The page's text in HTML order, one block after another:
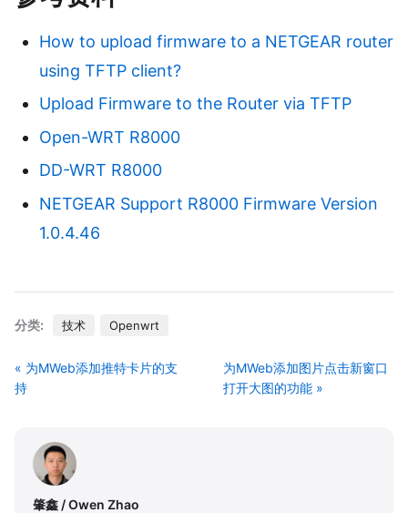
How to upload firmware to a NETGEAR router
using TFTP client?
Upload Firmware to the Router via TFTP
Open-WRT R8000
DD-WRT R8000
NETGEAR Support R8000 Firmware Version
1.0.4.46
分类: 技术 Openwrt
« 为MWeb添加推特卡片的支
持
为MWeb添加图片点击新窗口
打开大图的功能 »
肇鑫 / Owen Zhao